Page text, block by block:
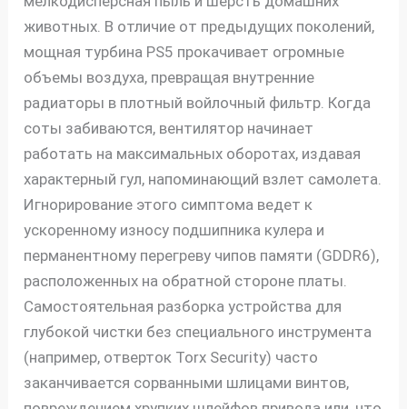
животных. В отличие от предыдущих поколений,
мощная турбина PS5 прокачивает огромные
объемы воздуха, превращая внутренние
радиаторы в плотный войлочный фильтр. Когда
соты забиваются, вентилятор начинает
работать на максимальных оборотах, издавая
характерный гул, напоминающий взлет самолета.
Игнорирование этого симптома ведет к
ускоренному износу подшипника кулера и
перманентному перегреву чипов памяти (GDDR6),
расположенных на обратной стороне платы.
Самостоятельная разборка устройства для
глубокой чистки без специального инструмента
(например, отверток Torx Security) часто
заканчивается сорванными шлицами винтов,